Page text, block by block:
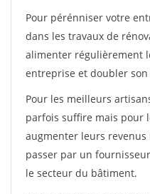
Pour pérénniser votre
dans les travaux de
alimenter régulièrement
entreprise et doubler
Pour les meilleurs
parfois suffire mais pour
augmenter leurs
passer par un
le secteur du bâtiment.